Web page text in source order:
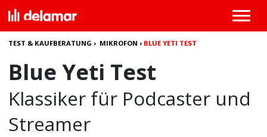
TEST & KAUFBERATUNG › MIKROFON › BLUE YETI TEST
Blue Yeti Test
Klassiker für Podcaster und
Streamer